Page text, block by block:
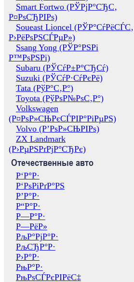
Smart Fortwo (РЎРјР°СЂС‚
Р¤РѕСЂРІРѕ)
Soueast Lioncel (РЎР°СѓРёСЃС‚
Р›РёРѕРЅСЃРµР»)
Ssang Yong (РЎР°РЅРі
Р™РѕРЅРі)
Subaru (РЎСѓР±Р°СЂСѓ)
Suzuki (РЎСѓР·СѓРєРё)
Tata (РўР°С‚Р°)
Toyota (РўРѕР№РѕС‚Р°)
Volkswagen
(Р¤РѕР»СЊРєСЃРІР°РіРµРЅ)
Volvo (Р’РѕР»СЊРІРѕ)
ZX Landmark
(Р›РµРЅРґРјР°СЂРє)
Отечественные авто
Р‘Р°Р·
Р‘РѕРіРґР°РЅ
Р’Р°Р·
Р“Р°Р·
Р—Р°Р·
Р—РёР»
РљР°РјР°Р·
РљСЂР°Р·
Р›Р°Р·
РњР°Р·
РњРѕСЃРєРІРёС‡